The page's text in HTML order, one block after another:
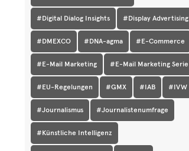
#Digital Dialog Insights #Display Advertising
#DMEXCO #DNA-agma #E-Commerce
#E-Mail Marketing #E-Mail Marketing Serie
#EU-Regelungen #GMX #IAB #IVW
#Journalismus #Journalistenumfrage
#Künstliche Intelligenz